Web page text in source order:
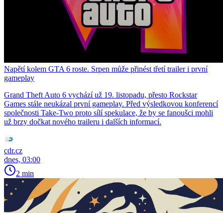
Napětí kolem GTA 6 roste. Srpen může přinést třetí trailer i první
gameplay
Grand Theft Auto 6 vychází už 19. listopadu, přesto Rockstar
Games stále neukázal první gameplay. Před výsledkovou konferencí
společnosti Take-Two proto sílí spekulace, že by se fanoušci mohli
už brzy dočkat nového traileru i dalších informací.
cdr.cz
dnes, 03:00
2 min